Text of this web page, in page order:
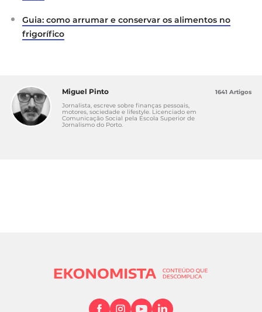
Guia: como arrumar e conservar os alimentos no
frigorífico
Miguel Pinto
Jornalista, escreve sobre finanças pessoais,
motores, sociedade e lifestyle. Licenciado em
Comunicação Social pela Escola Superior de
Jornalismo do Porto.
1641 Artigos